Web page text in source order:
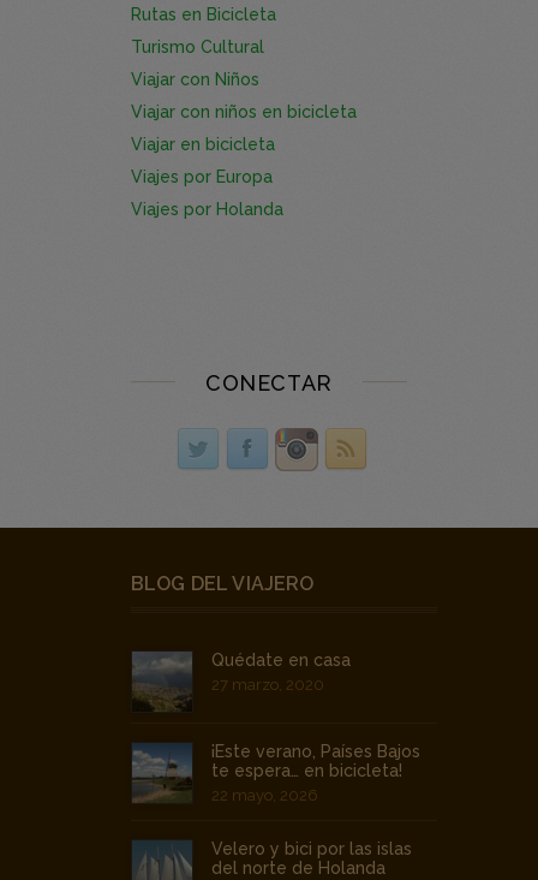
Rutas en Bicicleta
Turismo Cultural
Viajar con Niños
Viajar con niños en bicicleta
Viajar en bicicleta
Viajes por Europa
Viajes por Holanda
CONECTAR
BLOG DEL VIAJERO
Quédate en casa
27 marzo, 2020
¡Este verano, Países Bajos
te espera… en bicicleta!
22 mayo, 2026
Velero y bici por las islas
del norte de Holanda